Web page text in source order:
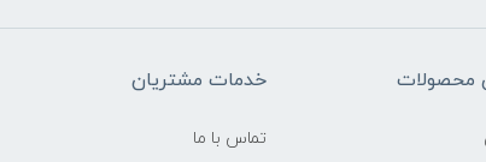
محصولات خدمات مشتریان
تماس با ما